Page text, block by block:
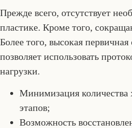
Прежде всего, отсутствует
пластике. Кроме того,
Более того, высокая первичная
позволяет использовать
нагрузки.
Минимизация количества
этапов;
Возможность